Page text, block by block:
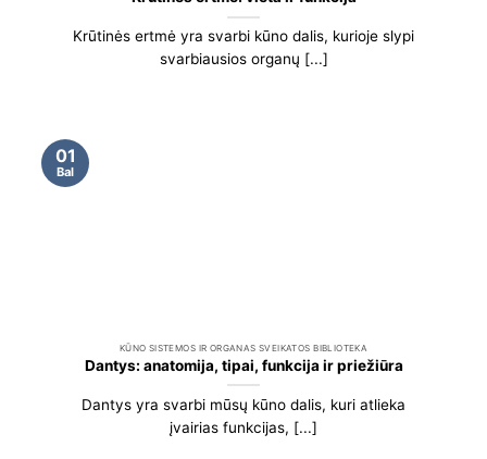
Krūtinės ertmė yra svarbi kūno dalis, kurioje slypi
svarbiausios organų [...]
KŪNO SISTEMOS IR ORGANAS SVEIKATOS BIBLIOTEKA
Dantys: anatomija, tipai, funkcija ir priežiūra
Dantys yra svarbi mūsų kūno dalis, kuri atlieka
įvairias funkcijas, [...]
01
Bal